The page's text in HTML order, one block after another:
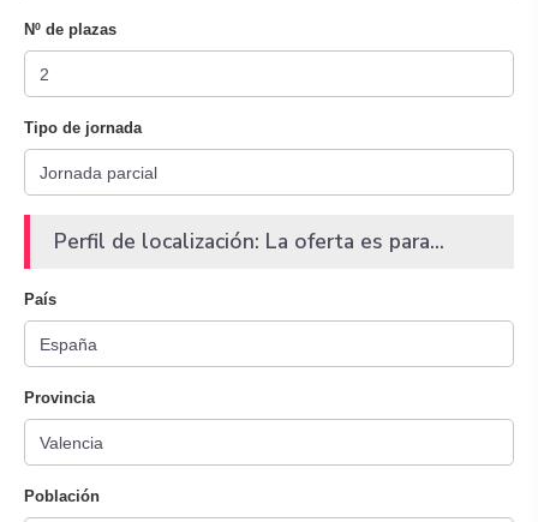
Nº de plazas
Tipo de jornada
Perfil de localización: La oferta es para...
País
Provincia
Población